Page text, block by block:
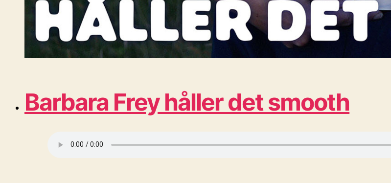
Barbara Frey håller det smooth